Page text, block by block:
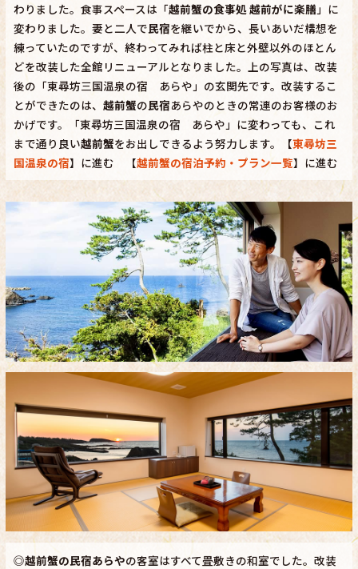
わりました。食事スペースは「越前蟹の食事処 越前がに楽膳」に
変わりました。妻と二人で民宿を継いでから、長いあいだ構想を
練っていたのですが、終わってみれば柱と床と外壁以外のほとん
どを改装した全館リニューアルとなりました。上の写真は、改装
後の「東尋坊三国温泉の宿 あらや」の玄関先です。改装するこ
とができたのは、 越前蟹の民宿あらやのときの常連のお客様のお
かげです。「東尋坊三国温泉の宿 あらや」に変わっても、これ
まで通り良い越前蟹をお出しできるよう努力します。【東尋坊三
国温泉の宿】に進む 【越前蟹の宿泊予約・プラン一覧】に進む
◎越前蟹の民宿あらやの客室はすべて畳敷きの和室でした。改装